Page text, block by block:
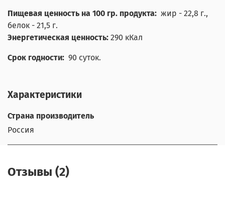
Пищевая ценность на 100 гр. продукта: жир - 22,8 г.,
белок - 21,5 г.
Энергетическая ценность: 290 кКал
Срок годности: 90 суток.
Характеристики
Страна производитель
Россия
Отзывы (2)